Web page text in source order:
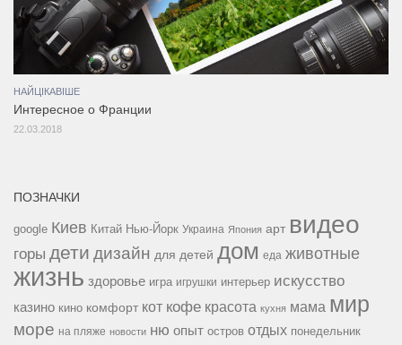
НАЙЦІКАВІШЕ
Интересное о Франции
22.03.2018
ПОЗНАЧКИ
google Киев Китай Нью-Йорк Украина Япония арт видео
горы дети дизайн для детей дом еда животные
жизнь здоровье игра игрушки интерьер искусство
казино кино комфорт кот кофе красота кухня мама мир
море на пляже новости ню опыт остров отдых понедельник